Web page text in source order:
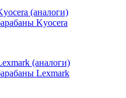
(аналоги)
Kyocera
(аналоги)
Lexmark